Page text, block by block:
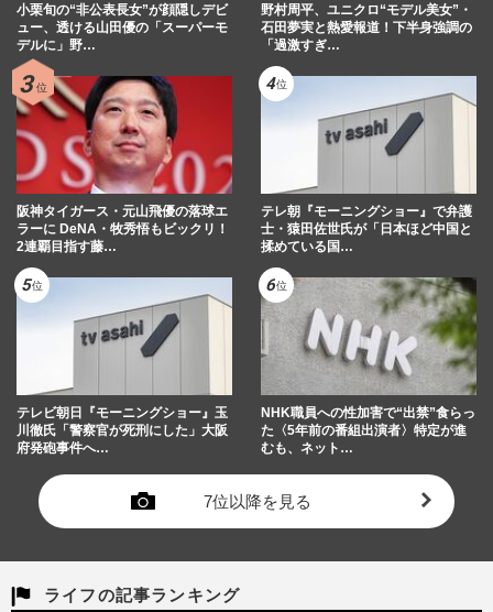
小栗旬の“非公表長女”が顔隠しデビ
ュー、透ける山田優の「スーパーモ
デルに」野…
野村周平、ユニクロ“モデル美女”・
石田夢実と熱愛報道！下半身強調の
「過激すぎ…
阪神タイガース・元山飛優の落球エ
ラーに DeNA・牧秀悟もビックリ！
2連覇目指す藤…
テレ朝『モーニングショー』で弁護
士・猿田佐世氏が「日本ほど中国と
揉めている国…
テレビ朝日『モーニングショー』玉
川徹氏「警察官が死刑にした」大阪
府発砲事件へ…
NHK職員への性加害で“出禁”食らっ
た〈5年前の番組出演者〉特定が進
むも、ネット…
7位以降を見る
ライフの記事ランキング